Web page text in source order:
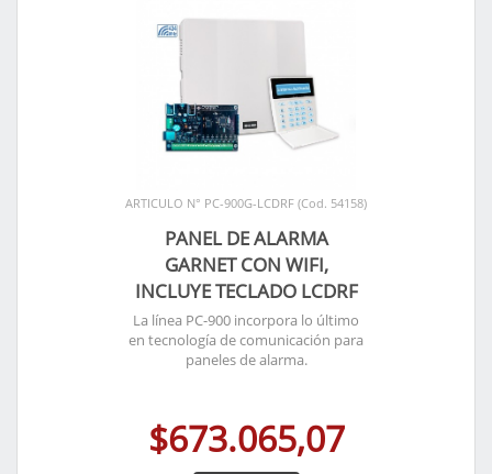
ARTICULO N° PC-900G-LCDRF (Cod. 54158)
PANEL DE ALARMA
GARNET CON WIFI,
INCLUYE TECLADO LCDRF
La línea PC-900 incorpora lo último
en tecnología de comunicación para
paneles de alarma.
$673.065,07